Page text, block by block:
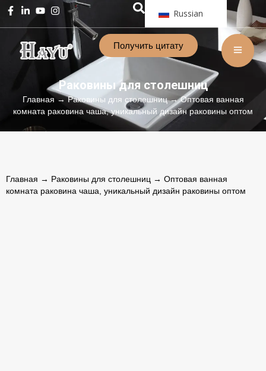
Russian
Получить цитату
Раковины для столешниц
Главная→Раковины для столешниц→ Оптовая ванная
комната раковина чаша, уникальный дизайн раковины оптом
Главная → Раковины для столешниц → Оптовая ванная
комната раковина чаша, уникальный дизайн раковины оптом